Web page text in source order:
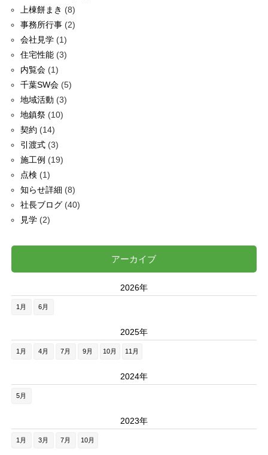
上棟餅まき (8)
事務所行事(2)
会社見学(1)
住宅性能(3)
内覧会(1)
千葉SW会(5)
地域活動 (3)
地鎮祭(10)
契約 (14)
引渡式(3)
施工例 (19)
点検 (1)
知らせ詳細 (8)
社長ブログ(40)
見学(2)
アーカイブ
2026年
1月 6月
2025年
1月 4月 7月 9月 10月 11月
2024年
5月
2023年
1月 3月 7月 10月